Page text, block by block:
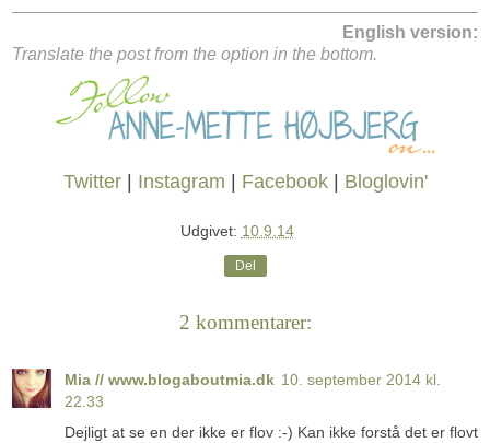
English version:
Translate the post from the option in the bottom.
Twitter| Instagram | Facebook| Bloglovin'
Udgivet: 10.9.14
Del
2 kommentarer:
Mia // www.blogaboutmia.dk 10. september 2014 kl.
22.33
Dejligt at se en der ikke er flov :-) Kan ikke forstå det er flovt